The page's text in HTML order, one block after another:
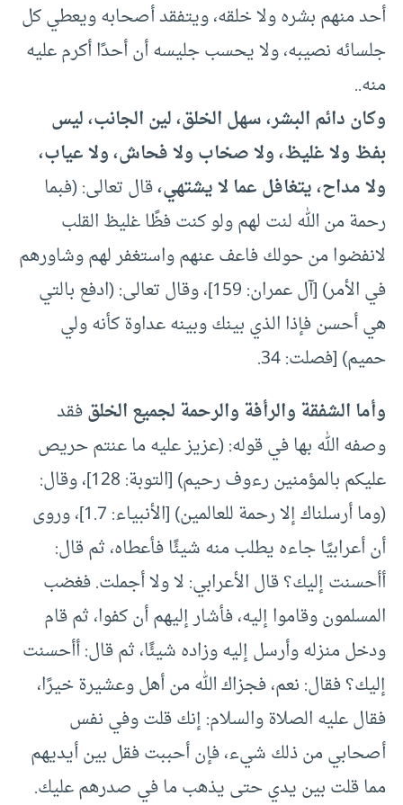
أحد منهم بشره ولا خلقه، ويتفقد أصحابه ويعطي كل
جلسائه نصيبه، ولا يحسب جليسه أن أحدًا أكرم عليه
منه..
وكان دائم البشر، سهل الخلق، لين الجانب، ليس
بفظ ولا غليظ، ولا صخاب ولا فحاش، ولا عياب،
ولا مداح، يتغافل عما لا يشتهي،قال تعالى: (فبما
رحمة من الله لنت لهم ولو كنت فظًا غليظ القلب
لانفضوا من حولك فاعف عنهم واستغفر لهم وشاورهم
في الأمر) [آل عمران: 159]، وقال تعالى: (ادفع بالتي
هي أحسن فإذا الذي بينك وبينه عداوة كأنه ولي
حميم) [فصلت: 34.
وأما الشفقة والرأفة والرحمة لجميع الخلقفقد
وصفه الله بها في قوله: (عزيز عليه ما عنتم حريص
عليكم بالمؤمنين رءوف رحيم) [التوبة: 128]، وقال:
(وما أرسلناك إلا رحمة للعالمين) [الأنبياء: 1.7]، وروى
أن أعرابيًا جاءه يطلب منه شيئًا فأعطاه، ثم قال:
أأحسنت إليك؟ قال الأعرابي: لا ولا أجملت. فغضب
المسلمون وقاموا إليه، فأشار إليهم أن كفوا، ثم قام
ودخل منزله وأرسل إليه وزاده شيئًا، ثم قال: أأحسنت
إليك؟ فقال: نعم، فجزاك الله من أهل وعشيرة خيرًا،
فقال عليه الصلاة والسلام: إنك قلت وفي نفس
أصحابي من ذلك شيء، فإن أحببت فقل بين أيديهم
مما قلت بين يدي حتى يذهب ما في صدرهم عليك.